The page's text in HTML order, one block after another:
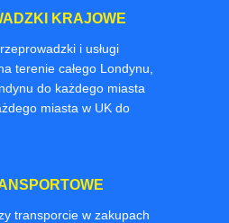
KRAJOWE
i usługi
terenie całego Londynu,
do każdego miasta
miasta w UK do
transporcie w zakupach